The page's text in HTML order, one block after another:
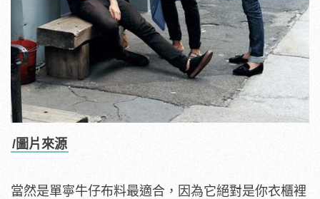
/圖片來源
當然是單寧牛仔布料最適合，因為它絕對是你衣櫃裡